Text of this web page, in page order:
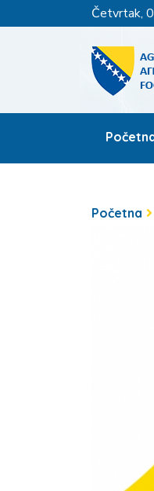
četvrtak,
Početna